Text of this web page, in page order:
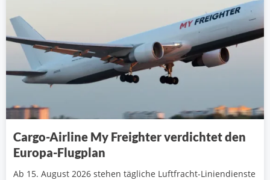
Cargo-Airline My Freighter verdichtet den
Europa-Flugplan
Ab 15. August 2026 stehen tägliche Luftfracht-Liniendienste